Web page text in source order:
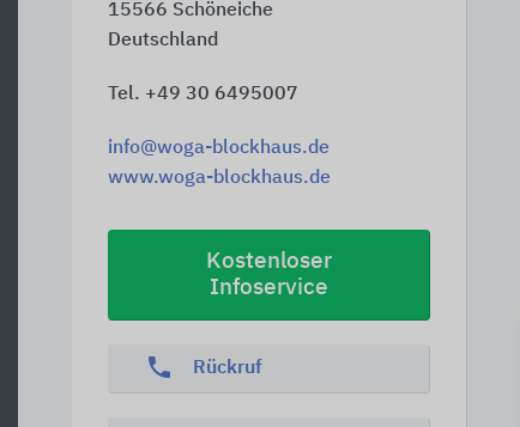
15566 Schöneiche
Deutschland
Tel. +49 30 6495007
info@woga-blockhaus.de
www.woga-blockhaus.de
Kostenloser
Infoservice
phone Rückruf